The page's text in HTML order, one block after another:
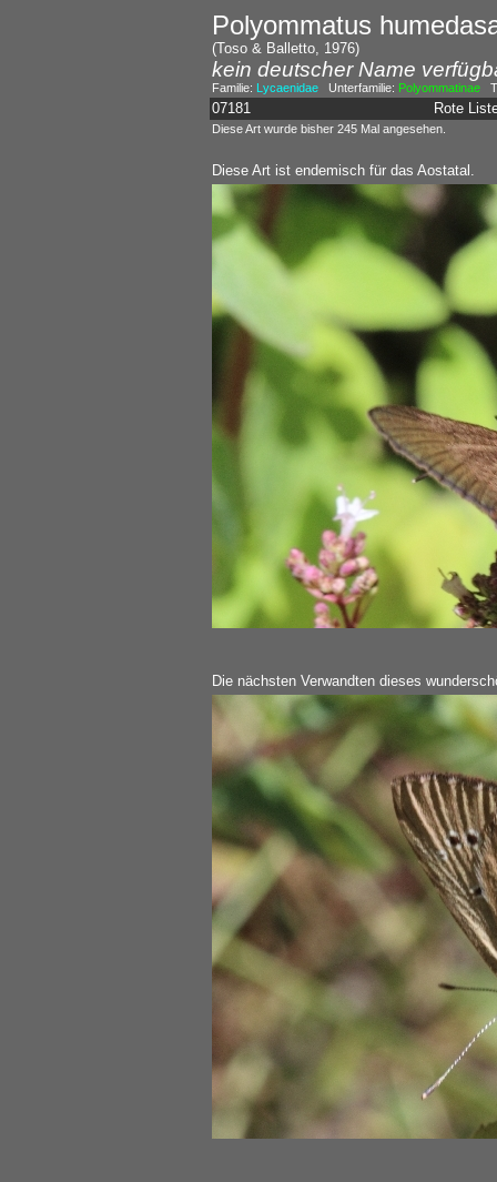
Polyommatus
(Toso & Balletto, 1976)
kein deutscher Name
Familie: LycaenidaeUnterfamilie: Polyommatinae
07181 Rote
Diese Art wurde bisher 245 Mal angesehen.
Diese Art ist endemisch für das Aostatal.
Die nächsten Verwandten dieses